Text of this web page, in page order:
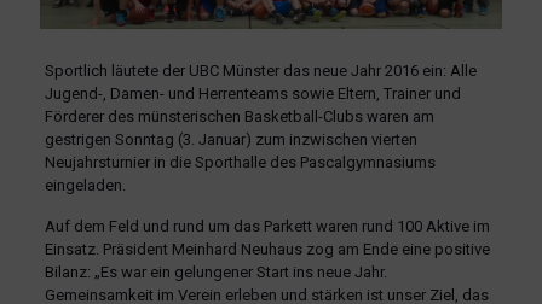
Sportlich läutete der UBC Münster das neue Jahr 2016 ein: Alle
Jugend-, Damen- und Herrenteams sowie Eltern, Trainer und
Förderer des münsterischen Basketball-Clubs waren am
gestrigen Sonntag (3. Januar) zum inzwischen vierten
Neujahrsturnier in die Sporthalle des Pascalgymnasiums
eingeladen.
Auf dem Feld und rund um das Parkett waren rund 100 Aktive im
Einsatz. Präsident Meinhard Neuhaus zog am Ende eine positive
Bilanz: „Es war ein gelungener Start ins neue Jahr.
Gemeinsamkeit im Verein erleben und stärken ist unser Ziel, das